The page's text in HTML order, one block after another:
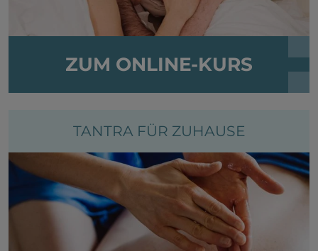
ZUM ONLINE-KURS
TANTRA FÜR ZUHAUSE